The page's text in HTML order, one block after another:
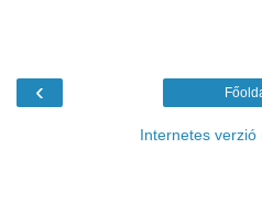
‹
Internetes verzió